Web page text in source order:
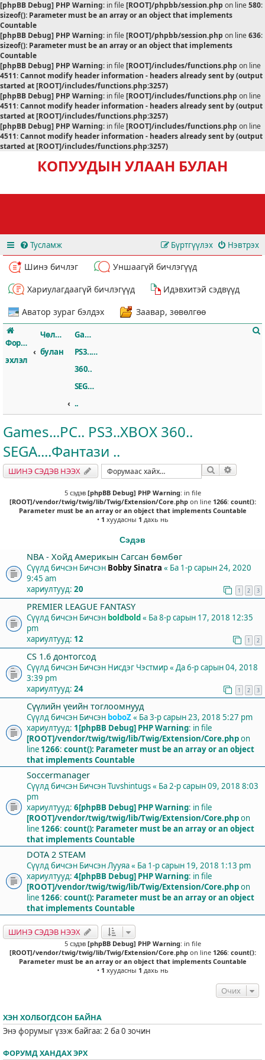
[phpBB Debug] PHP Warning: in file[ROOT]/phpbb/session.php on line580:
sizeof(): Parameter must be an array or an object that implements
Countable
[phpBB Debug] PHP Warning: in file[ROOT]/phpbb/session.php on line636:
sizeof(): Parameter must be an array or an object that implements
Countable
[phpBB Debug] PHP Warning: in file[ROOT]/includes/functions.php on line
4511:Cannot modify header information - headers already sent by (output
started at [ROOT]/includes/functions.php:3257)
[phpBB Debug] PHP Warning: in file[ROOT]/includes/functions.php on line
4511:Cannot modify header information - headers already sent by (output
started at [ROOT]/includes/functions.php:3257)
[phpBB Debug] PHP Warning: in file[ROOT]/includes/functions.php on line
4511:Cannot modify header information - headers already sent by (output
started at [ROOT]/includes/functions.php:3257)
КОПУУДЫН УЛААН БУЛАН
Тусламж Нэвтрэх
Бүртгүүлэх
Шинэ бичлэг
Уншаагүй бичлэгүүд
Хариулагдаагүй бичлэгүүд
Идэвхитэй сэдвүүд
Аватор зураг бэлдэх
Заавар, зөвөлгөө
Форумын
эхлэл
Чөлөөт
булан
Games...PC..
PS3..XBOX
360..
SEGA....Фантази
..
Games...PC.. PS3..XBOX 360..
SEGA....Фантази ..
ШИНЭ СЭДЭВ НЭЭХ Хайлт
5 сэдэв [phpBB Debug] PHP Warning: in file
[ROOT]/vendor/twig/twig/lib/Twig/Extension/Core.phpon line 1266: count():
Parameter must be an array or an object that implements Countable
• 1 хуудасны 1 дахь нь
Сэдэв
NBA - Хойд Америкын Сагсан бөмбөг
Сүүлд бичсэн Бичсэн Bobby Sinatra « Ба 1-р сарын 24, 2020
9:45 am
хариултууд: 20 1 2 3
PREMIER LEAGUE FANTASY
Сүүлд бичсэн Бичсэн boldbold« Ба 8-р сарын 17, 2018 12:35
pm
хариултууд: 12 1 2
СS 1.6 донтогсод
Сүүлд бичсэн Бичсэн Нисдэг Чэстмир« Да 6-р сарын 04, 2018
3:39 pm
хариултууд: 24 1 2 3
Сүүлийн үеийн тоглоомнууд
Сүүлд бичсэн Бичсэн boboZ« Ба 3-р сарын 23, 2018 5:27 pm
хариултууд: 1[phpBB Debug] PHP Warning: in file
[ROOT]/vendor/twig/twig/lib/Twig/Extension/Core.phpon
line 1266: count(): Parameter must be an array or an object
that implements Countable
Soccermanager
Сүүлд бичсэн БичсэнTuvshintugs« Ба 2-р сарын 09, 2018 8:03
pm
хариултууд: 6[phpBB Debug] PHP Warning: in file
[ROOT]/vendor/twig/twig/lib/Twig/Extension/Core.phpon
line 1266: count(): Parameter must be an array or an object
that implements Countable
DOTA 2 STEAM
Сүүлд бичсэн БичсэнЛууяа« Ба 1-р сарын 19, 2018 1:13 pm
хариултууд: 4[phpBB Debug] PHP Warning: in file
[ROOT]/vendor/twig/twig/lib/Twig/Extension/Core.phpon
line 1266: count(): Parameter must be an array or an object
that implements Countable
ШИНЭ СЭДЭВ НЭЭХ
5 сэдэв [phpBB Debug] PHP Warning: in file
[ROOT]/vendor/twig/twig/lib/Twig/Extension/Core.phpon line 1266: count():
Parameter must be an array or an object that implements Countable
• 1 хуудасны 1 дахь нь
Очих
ХЭН ХОЛБОГДСОН БАЙНА
Энэ форумыг үзэж байгаа: 2 ба 0 зочин
ФОРУМД ХАНДАХ ЭРХ